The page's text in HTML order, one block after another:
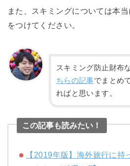
また、スキミングについては本
をつけてください。
スキミング防止財布
ちらの記事でまとめ
ればと思います。
この記事も読みたい！
【2019年版】海外旅行に持